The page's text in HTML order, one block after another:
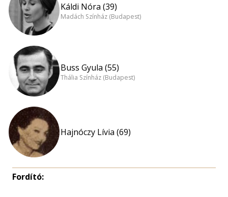
Káldi Nóra (39)
Madách Színház (Budapest)
Buss Gyula (55)
Thália Színház (Budapest)
Hajnóczy Lívia (69)
Fordító: